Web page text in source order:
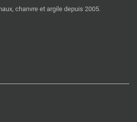
chanvre et argile depuis 2005.